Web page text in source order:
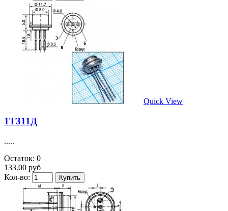
Quick View
1Т311Д
.....
Остаток: 0
133.00 руб
Кол-во: